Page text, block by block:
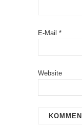
E-Mail *
Website